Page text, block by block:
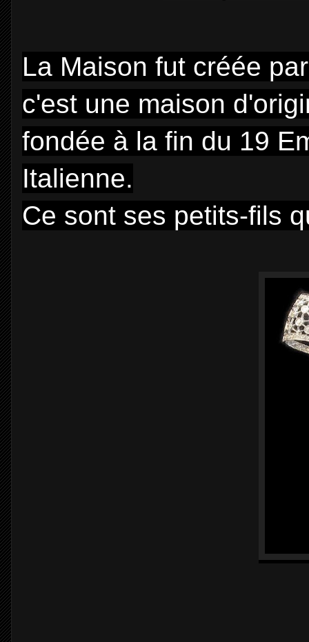
La Maison fut créée
c'est une maison
fondée à la fin du 19
Italienne.
Ce sont ses petits-fils